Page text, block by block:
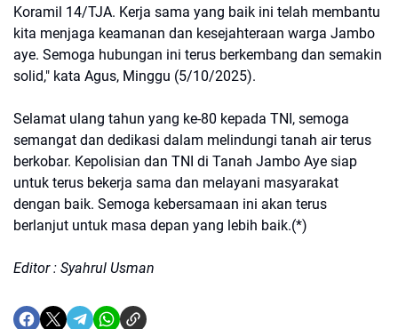
Koramil 14/TJA. Kerja sama yang baik ini telah membantu
kita menjaga keamanan dan kesejahteraan warga Jambo
aye. Semoga hubungan ini terus berkembang dan semakin
solid," kata Agus, Minggu (5/10/2025).
Selamat ulang tahun yang ke-80 kepada TNI, semoga
semangat dan dedikasi dalam melindungi tanah air terus
berkobar. Kepolisian dan TNI di Tanah Jambo Aye siap
untuk terus bekerja sama dan melayani masyarakat
dengan baik. Semoga kebersamaan ini akan terus
berlanjut untuk masa depan yang lebih baik.(*)
Editor : Syahrul Usman